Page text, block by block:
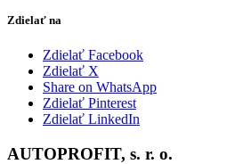
Zdielať na
Zdielať Facebook
Zdielať X
Share on WhatsApp
Zdielať Pinterest
Zdielať LinkedIn
AUTOPROFIT, s. r. o.